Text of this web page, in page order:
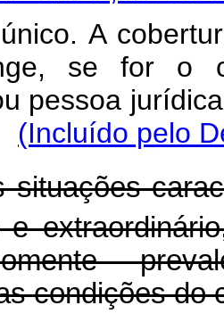
A
se for o
pessoa
(Incluído pelo
e
condições do